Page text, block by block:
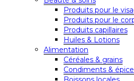
Produits pour le
Produits pour le
Produits capillaires
Huiles & Lotions
Alimentation
Céréales & grains
Condiments &